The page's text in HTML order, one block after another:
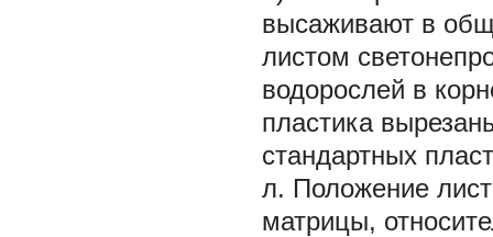
высаживают в
листом
водорослей в
пластика
стандартных
л. Положение
матрицы,